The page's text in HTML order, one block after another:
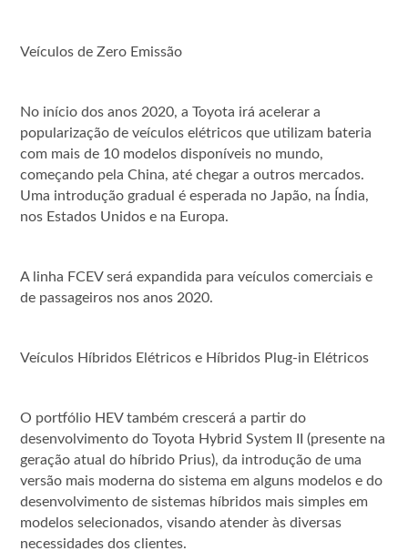
Veículos de Zero Emissão
No início dos anos 2020, a Toyota irá acelerar a
popularização de veículos elétricos que utilizam bateria
com mais de 10 modelos disponíveis no mundo,
começando pela China, até chegar a outros mercados.
Uma introdução gradual é esperada no Japão, na Índia,
nos Estados Unidos e na Europa.
A linha FCEV será expandida para veículos comerciais e
de passageiros nos anos 2020.
Veículos Híbridos Elétricos e Híbridos Plug-in Elétricos
O portfólio HEV também crescerá a partir do
desenvolvimento do Toyota Hybrid System II (presente na
geração atual do híbrido Prius), da introdução de uma
versão mais moderna do sistema em alguns modelos e do
desenvolvimento de sistemas híbridos mais simples em
modelos selecionados, visando atender às diversas
necessidades dos clientes.